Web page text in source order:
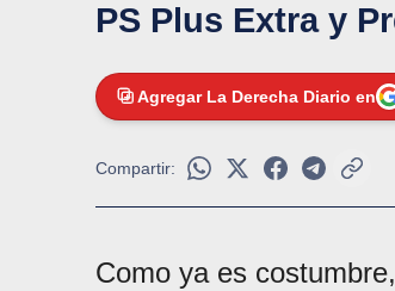
PS Plus Extra y
Agregar La Derecha Diario en
Compartir:
Como ya es